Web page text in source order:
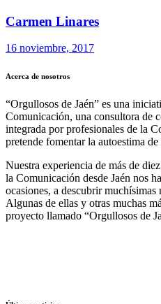
Carmen Linares
16 noviembre, 2017
Acerca de nosotros
“Orgullosos de Jaén” es una
Comunicación, una consultora de
integrada por profesionales de la
pretende fomentar la autoestima
Nuestra experiencia de más de
la Comunicación desde Jaén nos
ocasiones, a descubrir
Algunas de ellas y otras muchas
proyecto llamado “Orgullosos de